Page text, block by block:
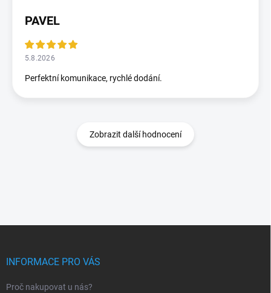
PAVEL
5.8.2026
Perfektní komunikace, rychlé dodání.
Zobrazit další hodnocení
INFORMACE PRO VÁS
Proč nakupovat u nás?